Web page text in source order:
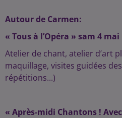
Autour de Carmen:
« Tous à l’Opéra » sam 4 mai
Atelier de chant, atelier d’art
maquillage, visites guidées
répétitions...)
« Après-midi Chantons !